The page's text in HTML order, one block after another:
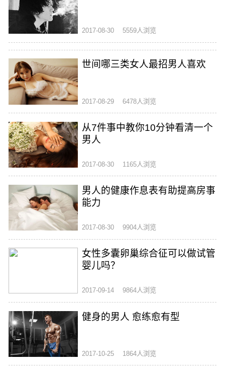
2017-08-30 5559人浏览
世间哪三类女人最招男人喜欢
2017-08-29 6478人浏览
从7件事中教你10分钟看清一个
男人
2017-08-30 1165人浏览
男人的健康作息表有助提高房事
能力
2017-08-30 9904人浏览
女性多囊卵巢综合征可以做试管
婴儿吗？
2017-09-14 9864人浏览
健身的男人 愈练愈有型
2017-10-25 1864人浏览